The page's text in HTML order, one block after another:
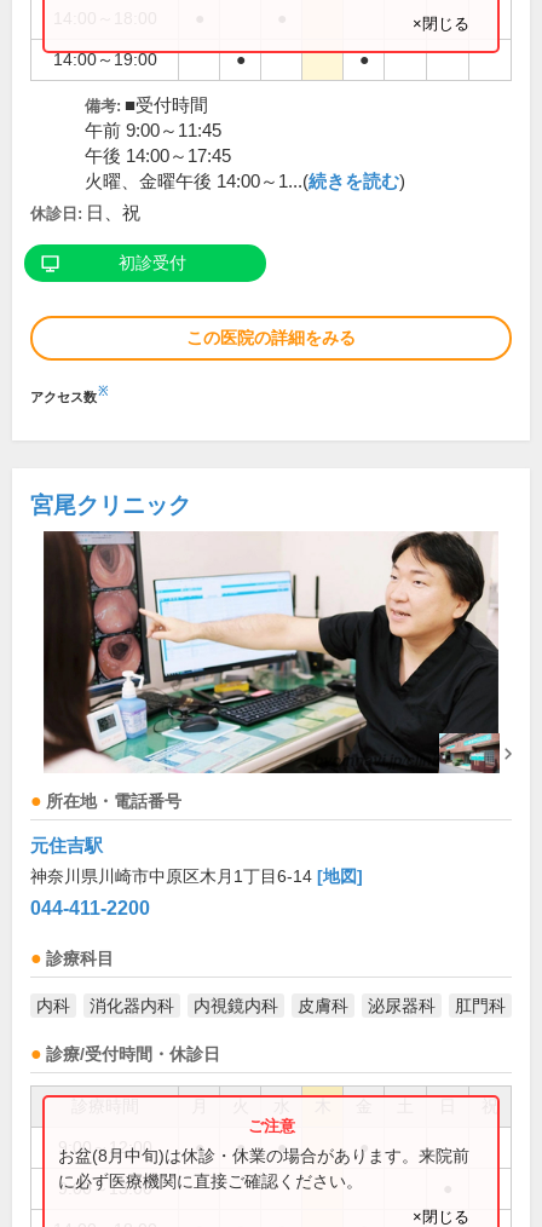
14:00～19:00 ● ●
×閉じる
備考: ■受付時間
午前 9:00～11:45
午後 14:00～17:45
火曜、金曜午後 14:00～1...(続きを読む)
休診日: 日、祝
初診受付
この医院の詳細をみる
アクセス数※
宮尾クリニック
所在地・電話番号
元住吉駅
神奈川県川崎市中原区木月1丁目6-14 [地図]
044-411-2200
診療科目
内科 消化器内科 内視鏡内科 皮膚科 泌尿器科 肛門科
診療/受付時間・休診日
祝
9:00～12:00 ● ● ● ●
9:00～13:00
お盆(8月中旬)は休診・休業の場合があります。来院前
に必ず医療機関に直接ご確認ください。
×閉じる